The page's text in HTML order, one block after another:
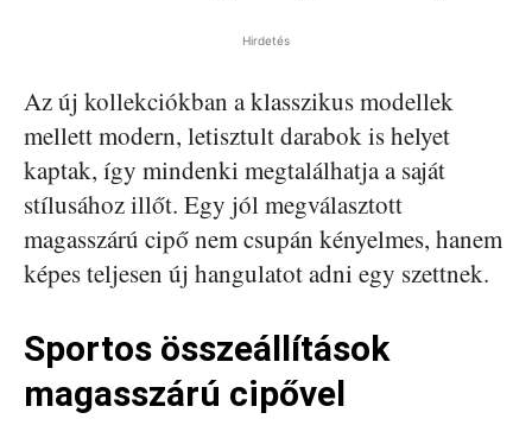
Hirdetés
Az új kollekciókban a klasszikus modellek
mellett modern, letisztult darabok is helyet
kaptak, így mindenki megtalálhatja a saját
stílusához illőt. Egy jól megválasztott
magasszárú cipő nem csupán kényelmes, hanem
képes teljesen új hangulatot adni egy szettnek.
Sportos összeállítások
magasszárú cipővel